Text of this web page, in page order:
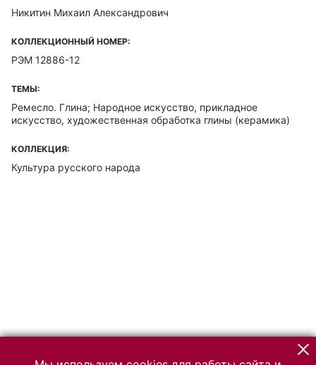
Никитин Михаил Александрович
КОЛЛЕКЦИОННЫЙ НОМЕР:
РЭМ 12886-12
ТЕМЫ:
Ремесло. Глина; Народное искусство, прикладное
искусство, художественная обработка глины (керамика)
КОЛЛЕКЦИЯ:
Культура русского народа